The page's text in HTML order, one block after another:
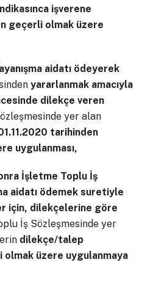
işverene
geçerli olmak üzere
aidatı ödeyerek
yararlanmak amacıyla
dilekçe veren
yer alan
tarihinden
uygulanması,
İşletme Toplu İş
aidatı ödemek suretiyle
için, dilekçelerine göre
İş Sözleşmesinde yer
dilekçe/talep
üzere uygulanmaya